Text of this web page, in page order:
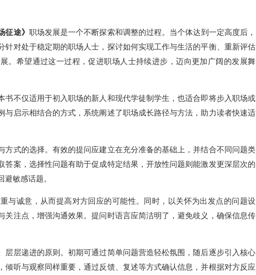
征途》 职场发展是一个不断探索和调整的过程。当个体达到一定高度后，
针对处于稳定期的职场人士，探讨如何实现工作与生活的平衡、重新评估
。希望通过这一过程，促进职场人士持续进步，迈向更加广阔的发展舞
书不仅适用于初入职场的新人和现代学徒制学生，也适合即将步入职场或
与启示相结合的方式，系统阐述了职场成长路径与方法，助力读者快速适
方式的选择。有效的提问应建立在充分准备的基础上，并结合不同问题类
答案，选择性问题有助于促成特定结果，开放性问题则能激发更深层次的
敏感话题。
与诚意，从而提高对方回应的可能性。同时，以关怀为出发点的问题设
关注点，增强沟通效果。提问时语言应简洁明了，避免歧义，确保信息传
层层递进的原则。初期可通过简单问题营造轻松氛围，随后逐步引入核心
倾听与观察同样重要，通过反馈、复述等方式确认信息，并根据对方反应